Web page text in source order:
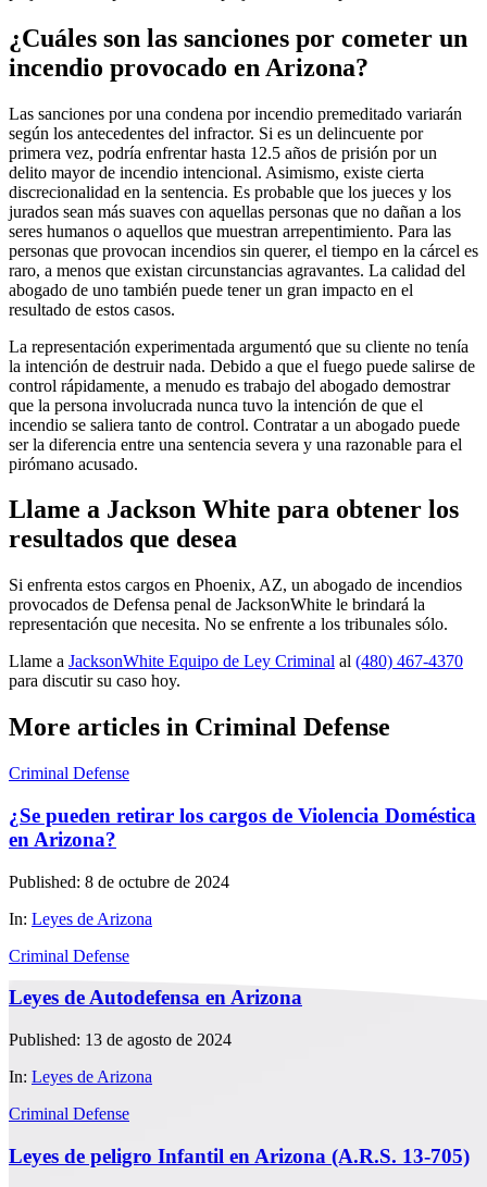
¿Cuáles son las sanciones por cometer un
incendio provocado en Arizona?
Las sanciones por una condena por incendio premeditado variarán
según los antecedentes del infractor. Si es un delincuente por
primera vez, podría enfrentar hasta 12.5 años de prisión por un
delito mayor de incendio intencional. Asimismo, existe cierta
discrecionalidad en la sentencia. Es probable que los jueces y los
jurados sean más suaves con aquellas personas que no dañan a los
seres humanos o aquellos que muestran arrepentimiento. Para las
personas que provocan incendios sin querer, el tiempo en la cárcel es
raro, a menos que existan circunstancias agravantes. La calidad del
abogado de uno también puede tener un gran impacto en el
resultado de estos casos.
La representación experimentada argumentó que su cliente no tenía
la intención de destruir nada. Debido a que el fuego puede salirse de
control rápidamente, a menudo es trabajo del abogado demostrar
que la persona involucrada nunca tuvo la intención de que el
incendio se saliera tanto de control. Contratar a un abogado puede
ser la diferencia entre una sentencia severa y una razonable para el
pirómano acusado.
Llame a Jackson White para obtener los
resultados que desea
Si enfrenta estos cargos en Phoenix, AZ, un abogado de incendios
provocados de Defensa penal de JacksonWhite le brindará la
representación que necesita. No se enfrente a los tribunales sólo.
Llame a JacksonWhite Equipo de Ley Criminal al (480) 467-4370
para discutir su caso hoy.
More articles in Criminal Defense
Criminal Defense
¿Se pueden retirar los cargos de Violencia Doméstica
en Arizona?
Published: 8 de octubre de 2024
In: Leyes de Arizona
Criminal Defense
Leyes de Autodefensa en Arizona
Published: 13 de agosto de 2024
In: Leyes de Arizona
Criminal Defense
Leyes de peligro Infantil en Arizona (A.R.S. 13-705)